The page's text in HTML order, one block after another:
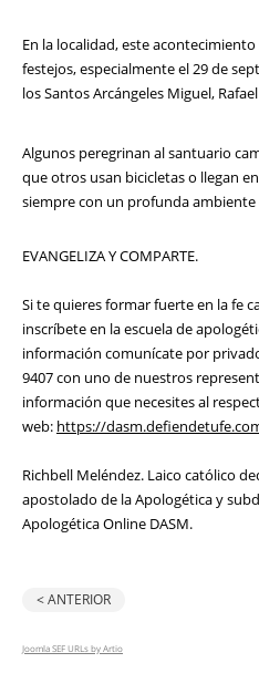
En la localidad, este
festejos, especialmente el 29 de
los Santos Arcángeles Miguel,
Algunos peregrinan al santuario
que otros usan bicicletas o llegan
siempre con un profunda ambiente
EVANGELIZA Y COMPARTE.
Si te quieres formar fuerte en la fe
inscríbete en la escuela de
información comunícate por
9407 con uno de nuestros
información que necesites al
web: https://
Richbell Meléndez. Laico católico
apostolado de la Apologética y
Apologética Online DASM.
< ANTERIOR
Joomla SEF URLs by Artio